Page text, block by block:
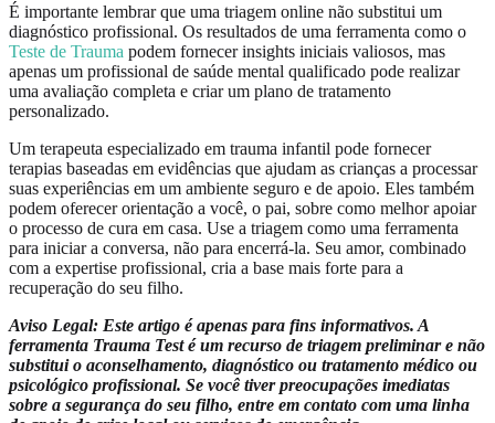
É importante lembrar que uma triagem online não substitui um
diagnóstico profissional. Os resultados de uma ferramenta como o
Teste de Trauma podem fornecer insights iniciais valiosos, mas
apenas um profissional de saúde mental qualificado pode realizar
uma avaliação completa e criar um plano de tratamento
personalizado.
Um terapeuta especializado em trauma infantil pode fornecer
terapias baseadas em evidências que ajudam as crianças a processar
suas experiências em um ambiente seguro e de apoio. Eles também
podem oferecer orientação a você, o pai, sobre como melhor apoiar
o processo de cura em casa. Use a triagem como uma ferramenta
para iniciar a conversa, não para encerrá-la. Seu amor, combinado
com a expertise profissional, cria a base mais forte para a
recuperação do seu filho.
Aviso Legal: Este artigo é apenas para fins informativos. A
ferramenta Trauma Test é um recurso de triagem preliminar e não
substitui o aconselhamento, diagnóstico ou tratamento médico ou
psicológico profissional. Se você tiver preocupações imediatas
sobre a segurança do seu filho, entre em contato com uma linha